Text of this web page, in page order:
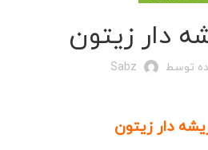
دار زیتون
توسط Sabz
دار زیتون